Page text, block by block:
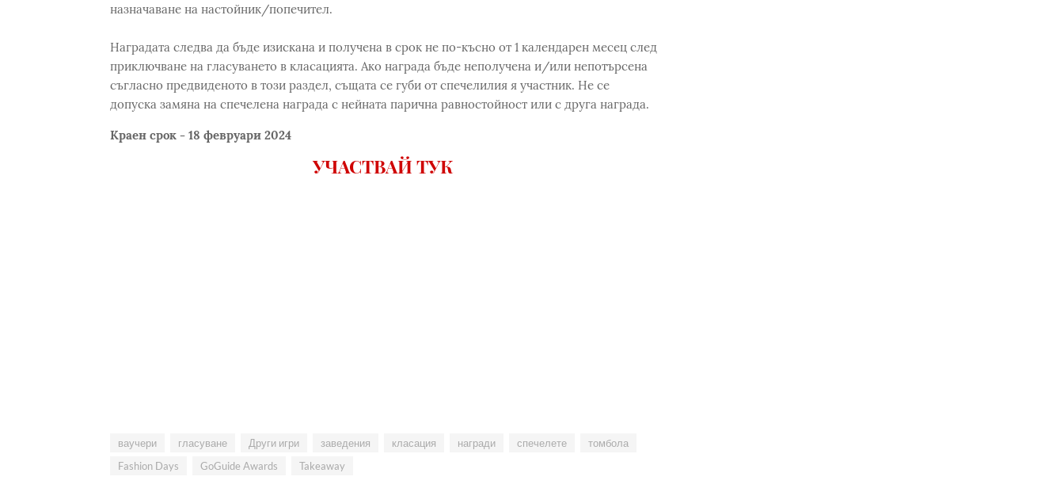
назначаване на настойник/попечител.
Наградата следва да бъде изискана и получена в срок не по-късно от 1 календарен месец след
приключване на гласуването в класацията. Ако награда бъде неполучена и/или непотърсена
съгласно предвиденото в този раздел, същата се губи от спечелилия я участник. Не се
допуска замяна на спечелена награда с нейната парична равностойност или с друга награда.
Краен срок - 18 февруари 2024
УЧАСТВАЙ ТУК
ваучери гласуване Други игри заведения класация награди спечелете
томбола
Fashion Days
GoGuide Awards Takeaway